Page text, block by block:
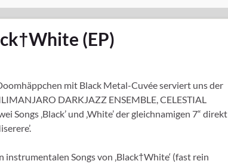
(EP)
mit Black Metal-Cuvée serviert uns der
DARKJAZZ ENSEMBLE, CELESTIAL
Songs ‚Black’ und ‚White’ der gleichnamigen 7“ direkt
instrumentalen Songs von ‚Black†White‘ (fast rein